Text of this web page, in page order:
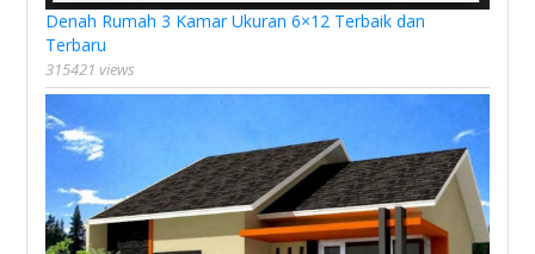
Denah Rumah 3 Kamar Ukuran 6×12 Terbaik dan
Terbaru
315421 views